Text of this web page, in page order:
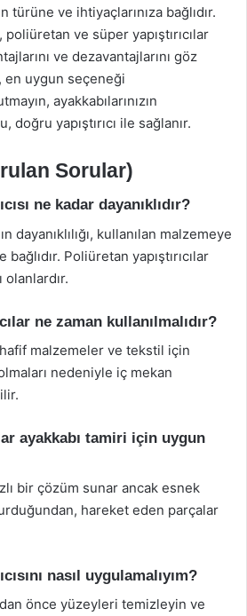
türüne ve ihtiyaçlarınıza bağlıdır.
poliüretan ve süper yapıştırıcılar
ve dezavantajlarını göz
uygun seçeneği
ayakkabılarınızın
doğru yapıştırıcı ile sağlanır.
Sorular)
ne kadar dayanıklıdır?
dayanıklılığı, kullanılan malzemeye
bağlıdır. Poliüretan yapıştırıcılar
olanlardır.
ne zaman kullanılmalıdır?
hafif malzemeler ve tekstil için
nedeniyle iç mekan
ayakkabı tamiri için uygun
bir çözüm sunar ancak esnek
hareket eden parçalar
nasıl uygulamalıyım?
önce yüzeyleri temizleyin ve